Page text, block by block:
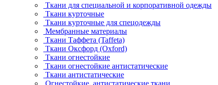
Ткани для специальной и корпоративной одежды
Ткани курточные
Ткани курточные для спецодежды
Мембранные материалы
Ткани Таффета (Taffeta)
Ткани Оксфорд (Oxford)
Ткани огнестойкие
Ткани огнестойкие антистатические
Ткани антистатические
Огнестойкие, антистатические ткани